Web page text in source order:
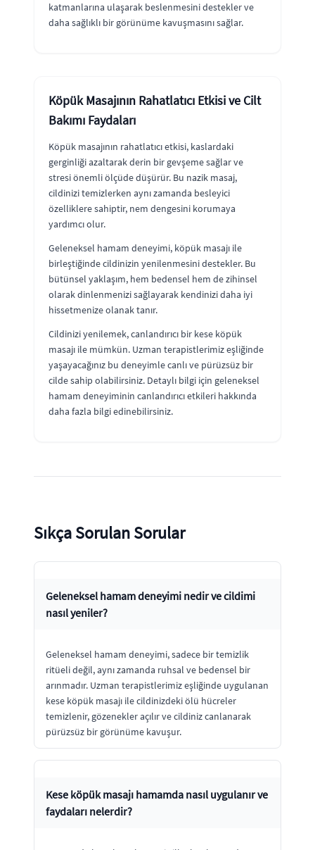
katmanlarına ulaşarak beslenmesini destekler ve
daha sağlıklı bir görünüme kavuşmasını sağlar.
Köpük Masajının Rahatlatıcı Etkisi ve Cilt
Bakımı Faydaları
Köpük masajının rahatlatıcı etkisi, kaslardaki
gerginliği azaltarak derin bir gevşeme sağlar ve
stresi önemli ölçüde düşürür. Bu nazik masaj,
cildinizi temizlerken aynı zamanda besleyici
özelliklere sahiptir, nem dengesini korumaya
yardımcı olur.
Geleneksel hamam deneyimi, köpük masajı ile
birleştiğinde cildinizin yenilenmesini destekler. Bu
bütünsel yaklaşım, hem bedensel hem de zihinsel
olarak dinlenmenizi sağlayarak kendinizi daha iyi
hissetmenize olanak tanır.
Cildinizi yenilemek, canlandırıcı bir kese köpük
masajı ile mümkün. Uzman terapistlerimiz eşliğinde
yaşayacağınız bu deneyimle canlı ve pürüzsüz bir
cilde sahip olabilirsiniz. Detaylı bilgi için geleneksel
hamam deneyiminin canlandırıcı etkileri hakkında
daha fazla bilgi edinebilirsiniz.
Sıkça Sorulan Sorular
Geleneksel hamam deneyimi nedir ve cildimi
nasıl yeniler?
Geleneksel hamam deneyimi, sadece bir temizlik
ritüeli değil, aynı zamanda ruhsal ve bedensel bir
arınmadır. Uzman terapistlerimiz eşliğinde uygulanan
kese köpük masajı ile cildinizdeki ölü hücreler
temizlenir, gözenekler açılır ve cildiniz canlanarak
pürüzsüz bir görünüme kavuşur.
Kese köpük masajı hamamda nasıl uygulanır ve
faydaları nelerdir?